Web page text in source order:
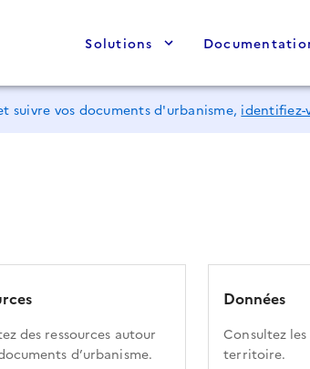
Solutions
suivre vos documents d'urbanisme, identifiez-
des ressources autour
d’urbanisme.
Données
Consultez
territoire.